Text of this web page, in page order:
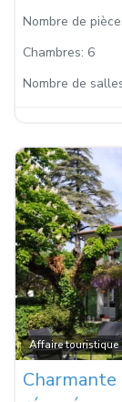
Nombre de
Chambres: 6
Nombre de
Affaire touristique